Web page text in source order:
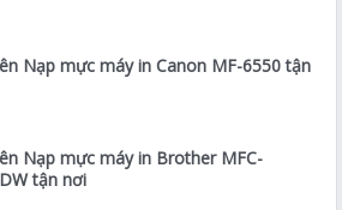
Nạp mực máy in Canon MF-6550 tận
Nạp mực máy in Brother MFC-
tận nơi